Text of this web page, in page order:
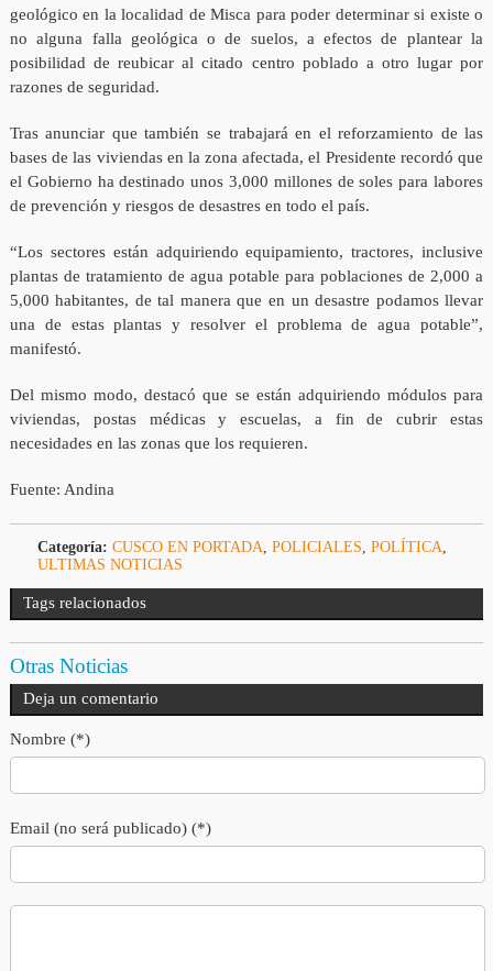
geológico en la localidad de Misca para poder determinar si existe o
no alguna falla geológica o de suelos, a efectos de plantear la
posibilidad de reubicar al citado centro poblado a otro lugar por
razones de seguridad.
Tras anunciar que también se trabajará en el reforzamiento de las
bases de las viviendas en la zona afectada, el Presidente recordó que
el Gobierno ha destinado unos 3,000 millones de soles para labores
de prevención y riesgos de desastres en todo el país.
“Los sectores están adquiriendo equipamiento, tractores, inclusive
plantas de tratamiento de agua potable para poblaciones de 2,000 a
5,000 habitantes, de tal manera que en un desastre podamos llevar
una de estas plantas y resolver el problema de agua potable”,
manifestó.
Del mismo modo, destacó que se están adquiriendo módulos para
viviendas, postas médicas y escuelas, a fin de cubrir estas
necesidades en las zonas que los requieren.
Fuente: Andina
Categoría: CUSCO EN PORTADA POLICIALES POLÍTICA
ULTIMAS NOTICIAS
Tags relacionados
Otras Noticias
Deja un comentario
Nombre (*)
Email (no será publicado) (*)